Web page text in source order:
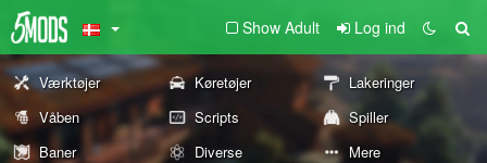
Show Adult Log ind
Værktøjer Køretøjer
Lakeringer
Våben
Scripts
Spiller
Baner
Diverse Mere